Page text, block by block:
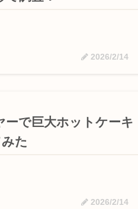
2026/2/14
ーで巨大ホットケーキ
た
2026/2/14